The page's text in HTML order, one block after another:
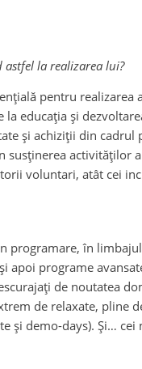
astfel la realizarea lui?
pentru realizarea
educația și
și achiziții din cadrul
susținerea
voluntari, atât cei
în
programe
de noutatea
de relaxate, pline
și demo-days). Și…